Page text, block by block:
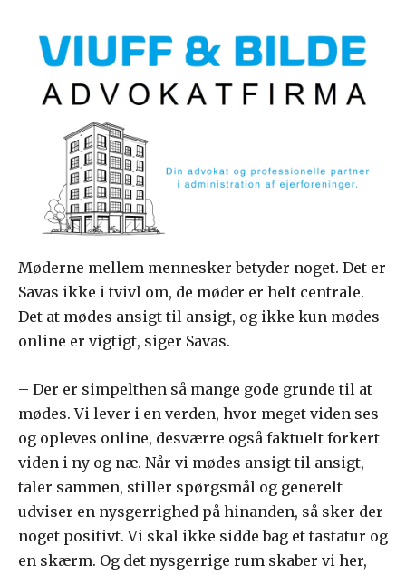
Møderne mellem mennesker betyder noget. Det er
Savas ikke i tvivl om, de møder er helt centrale.
Det at mødes ansigt til ansigt, og ikke kun mødes
online er vigtigt, siger Savas.
– Der er simpelthen så mange gode grunde til at
mødes. Vi lever i en verden, hvor meget viden ses
og opleves online, desværre også faktuelt forkert
viden i ny og næ. Når vi mødes ansigt til ansigt,
taler sammen, stiller spørgsmål og generelt
udviser en nysgerrighed på hinanden, så sker der
noget positivt. Vi skal ikke sidde bag et tastatur og
en skærm. Og det nysgerrige rum skaber vi her,